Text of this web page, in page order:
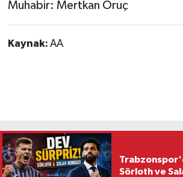
Muhabir: Mertkan Oruç
Kaynak: AA
Sörloth ve